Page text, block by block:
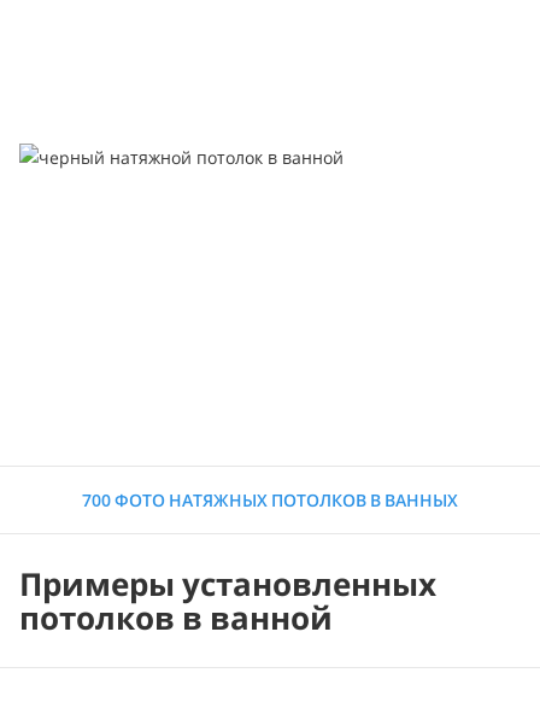
700 ФОТО НАТЯЖНЫХ ПОТОЛКОВ В ВАННЫХ
Примеры установленных
потолков в ванной